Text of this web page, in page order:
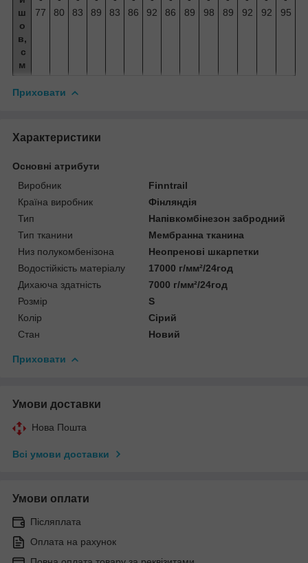
ш
о
в,
с
м
77
80
83
89
83
86
92
86
89
98
89
92
92
95
Приховати
Характеристики
Основні атрибути
Виробник
Finntrail
Країна виробник
Фінляндія
Тип
Напівкомбінезон забродний
Тип тканини
Мембранна тканина
Низ полукомбенізона
Неопренові шкарпетки
Водостійкість матеріалу
17000 г/мм²/24год
Дихаюча здатність
7000 г/мм²/24год
Розмір
S
Колір
Сірий
Стан
Новий
Приховати
Умови доставки
Нова Пошта
Всі умови доставки
Умови оплати
Післяплата
Оплата на рахунок